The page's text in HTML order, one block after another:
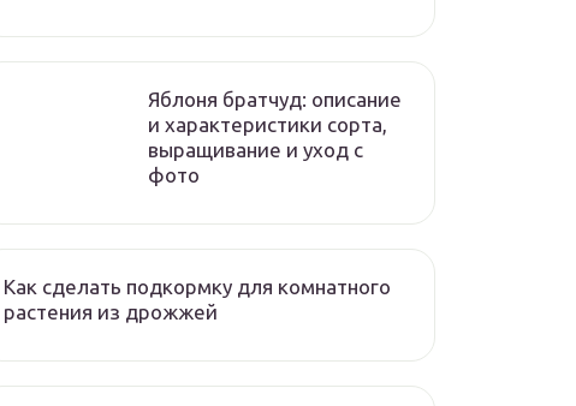
Яблоня братчуд: описание
и характеристики сорта,
выращивание и уход с
фото
Как сделать подкормку для комнатного
растения из дрожжей